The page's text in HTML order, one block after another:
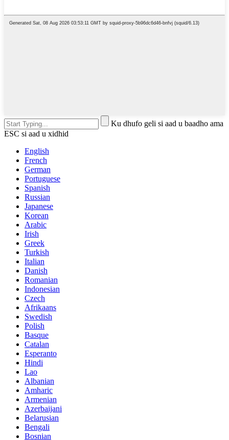
Ku dhufo geli si aad u baadho ama
ESC si aad u xidhid
English
French
German
Portuguese
Spanish
Russian
Japanese
Korean
Arabic
Irish
Greek
Turkish
Italian
Danish
Romanian
Indonesian
Czech
Afrikaans
Swedish
Polish
Basque
Catalan
Esperanto
Hindi
Lao
Albanian
Amharic
Armenian
Azerbaijani
Belarusian
Bengali
Bosnian